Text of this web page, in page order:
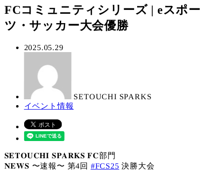
FCコミュニティシリーズ | eスポー
ツ・サッカー大会優勝
投
2025.05.29
SETOUCHI SPARKS
カ
ゴ
リ
イベント情報
𝐒𝐄𝐓𝐎𝐔𝐂𝐇𝐈 𝐒𝐏𝐀𝐑𝐊𝐒 𝐅𝐂部門
𝐍𝐄𝐖𝐒 〜速報〜 第4回 #FCS25 決勝大会